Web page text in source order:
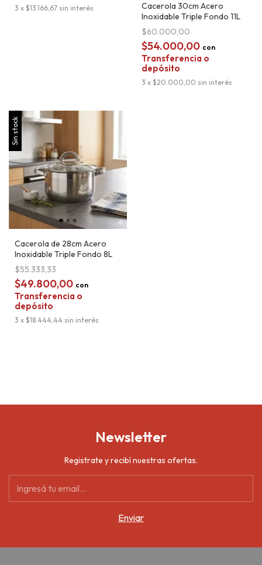
3 x $13.166,67 sin interés
Cacerola 30cm Acero
Inoxidable Triple Fondo 11L
$60.000,00
$54.000,00 con
Transferencia o
depósito
3 x $20.000,00 sin interés
Sin stock
Cacerola de 28cm Acero
Inoxidable Triple Fondo 8L
$55.333,33
$49.800,00 con
Transferencia o
depósito
3 x $18.444,44 sin interés
Newsletter
Registrate y recibí nuestras ofertas.